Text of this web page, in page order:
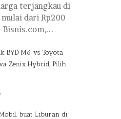
terjangkau di
dari Rp200
BYD M6 vs Toyota
Zenix Hybrid, Pilih
buat Liburan di